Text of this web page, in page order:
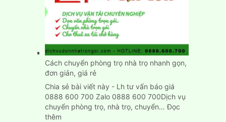
nhà
nhập
trạch
nhanh
chính
xác
Cách chuyển phòng trọ nhà trọ nhanh gọn,
đơn giản, giá rẻ
Chia sẻ bài viết này - Lh tư vấn báo giá
0888 600 700 Zalo 0888 600 700Dịch vụ
chuyển phòng trọ, nhà trọ, chuyển…Đọc
thêm: